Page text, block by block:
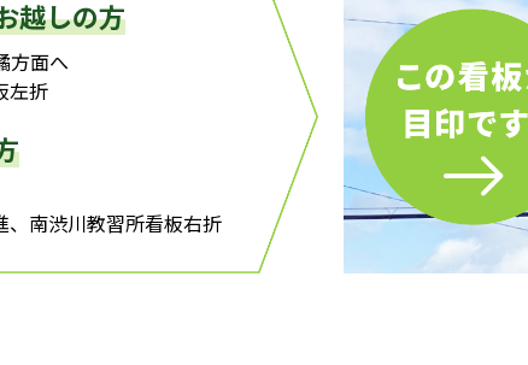
越しの方
方面へ
左折
、南渋川教習所看板右折